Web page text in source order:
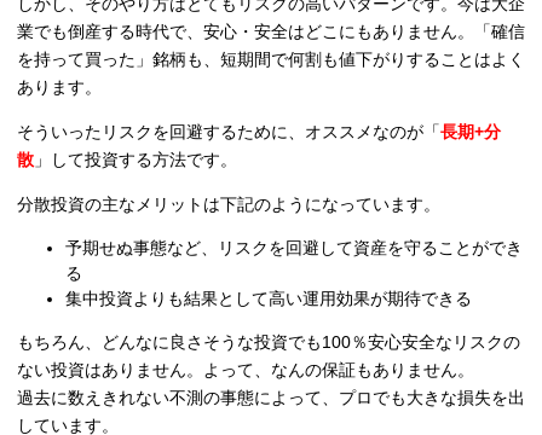
しかし、そのやり方はとてもリスクの高いパターンです。今は大企
業でも倒産する時代で、安心・安全はどこにもありません。「確信
を持って買った」銘柄も、短期間で何割も値下がりすることはよく
あります。
そういったリスクを回避するために、オススメなのが「長期+分
散 」して投資する方法です。
分散投資の主なメリットは下記のようになっています。
予期せぬ事態など、リスクを回避して資産を守ることができ
る
集中投資よりも結果として高い運用効果が期待できる
もちろん、どんなに良さそうな投資でも100％安心安全なリスクの
ない投資はありません。よって、なんの保証もありません。
過去に数えきれない不測の事態によって、プロでも大きな損失を出
しています。